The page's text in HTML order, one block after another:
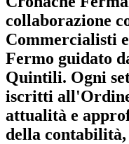
collaborazione
Commercialisti
Fermo guidato
Quintili. Ogni
iscritti
attualità e
della